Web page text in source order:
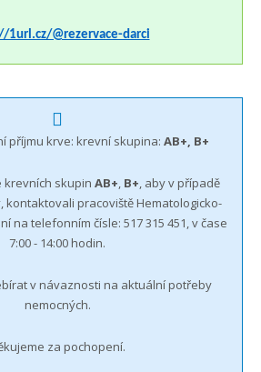
1url.cz/@rezervace-darci
příjmu krve: krevní skupina: AB+, B+
krevních skupin AB+, B+, aby v případě
kontaktovali pracoviště Hematologicko-
na telefonním čísle: 517 315 451, v čase
7:00 - 14:00 hodin.
v návaznosti na aktuální potřeby
nemocných.
za pochopení.